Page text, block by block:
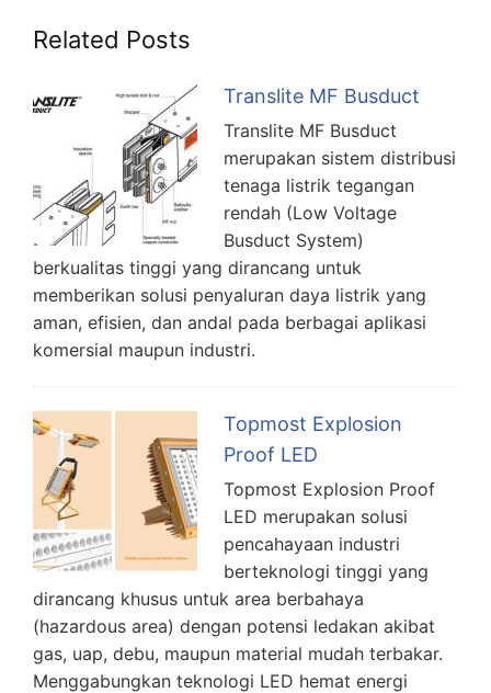
Related Posts
Translite MF Busduct
Translite MF Busduct
merupakan sistem distribusi
tenaga listrik tegangan
rendah (Low Voltage
Busduct System)
berkualitas tinggi yang dirancang untuk
memberikan solusi penyaluran daya listrik yang
aman, efisien, dan andal pada berbagai aplikasi
komersial maupun industri.
Topmost Explosion
Proof LED
Topmost Explosion Proof
LED merupakan solusi
pencahayaan industri
berteknologi tinggi yang
dirancang khusus untuk area berbahaya
(hazardous area) dengan potensi ledakan akibat
gas, uap, debu, maupun material mudah terbakar.
Menggabungkan teknologi LED hemat energi